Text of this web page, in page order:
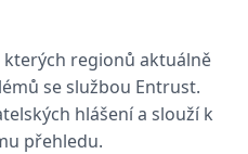
kterých regionů aktuálně
se službou Entrust.
hlášení a slouží k
přehledu.